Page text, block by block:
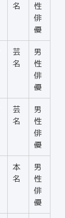
名
性
俳
優
芸
名
男
性
俳
優
芸
名
男
性
俳
優
本
名
男
性
俳
優